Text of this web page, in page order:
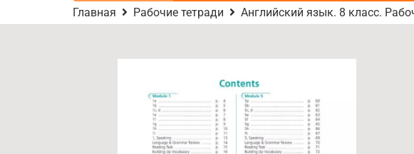
Главная Рабочие тетради Английский язык. 8 класс.